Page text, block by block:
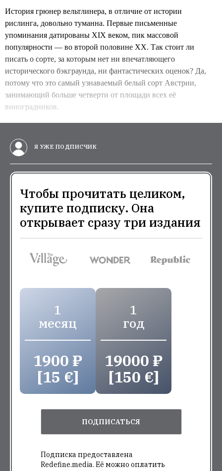
История грюнер вельтлинера, в отличие от истории
рислинга, довольно туманна. Первые письменные
упоминания датированы XIX веком, пик массовой
популярности — во второй половине XX. Так стоит ли
писать о сорте, за которым нет ни впечатляющего
исторического бэкграунда, ни фантастических оценок? Да,
потому что это самый узнаваемый белый сорт Австрии,
занимающий больше четверти от площади всех её
виноградников.
Я УЖЕ ПОДПИСЧИК
Чтобы прочитать целиком,
купите подписку. Она
открывает сразу три издания
1
месяц
1900 ₽
[15 €]
1
год
19000 ₽
[150 €]
ПОДПИСАТЬСЯ
Подписка предоставлена
Redefine.media. Её можно оплатить